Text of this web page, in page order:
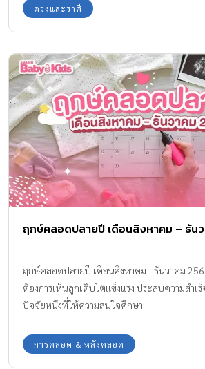
ดวงและราศี
ฤกษ์คลอดปลายปี เดือนสิงหาคม – ธัน
ฤกษ์คลอดปลายปี เดือนสิงหาคม - ธันวาคม
ต้องการเห็นลูกเติบโตแข็งแรง ประสบความสำเ
ปัจจัยหนึ่งที่ให้ความสนใจศึกษา
การคลอด & หลังคลอด